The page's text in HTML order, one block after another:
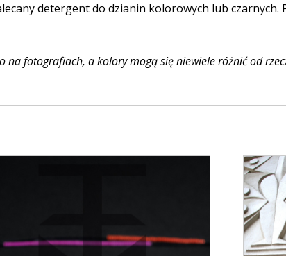
detergent do dzianin kolorowych lub
na fotografiach, a kolory mogą się niewiele różnić od